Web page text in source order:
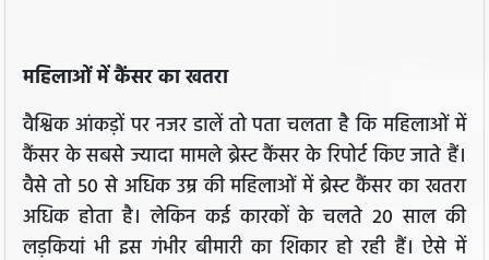
महिलाओं में कैंसर का खतरा
वैश्विक आंकड़ों पर नजर डालें तो पता चलता है कि महिलाओं में
कैंसर के सबसे ज्यादा मामले ब्रेस्ट कैंसर के रिपोर्ट किए जाते हैं।
वैसे तो 50 से अधिक उम्र की महिलाओं में ब्रेस्ट कैंसर का खतरा
अधिक होता है। लेकिन कई कारकों के चलते 20 साल की
लड़कियां भी इस गंभीर बीमारी का शिकार हो रही हैं। ऐसे में